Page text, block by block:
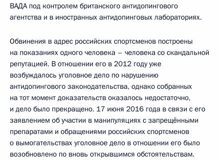
ВАДА под контролем британского антидопингового
агентства и в иностранных антидопинговых лабораториях.
Обвинения в адрес российских спортсменов построены
на показаниях одного человека – человека со скандальной
репутацией. В отношении его в 2012 году уже
возбуждалось уголовное дело по нарушению
антидопингового законодательства, однако собранных
на тот момент доказательств оказалось недостаточно,
и дело было прекращено. 17 июня 2016 года в связи с его
заявлением об участии в манипуляциях с запрещёнными
препаратами и обращениями российских спортсменов
о вымогательствах уголовное дело в отношении его было
возобновлено по вновь открывшимся обстоятельствам.